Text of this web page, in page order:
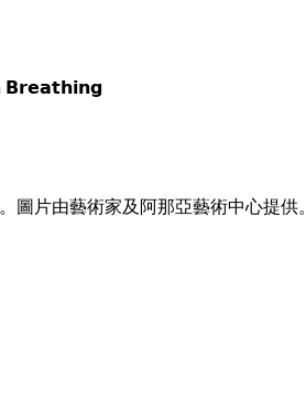
𝗕𝗿𝗲𝗮𝘁𝗵𝗶𝗻𝗴
圖片由藝術家及阿那亞藝術中心提供。